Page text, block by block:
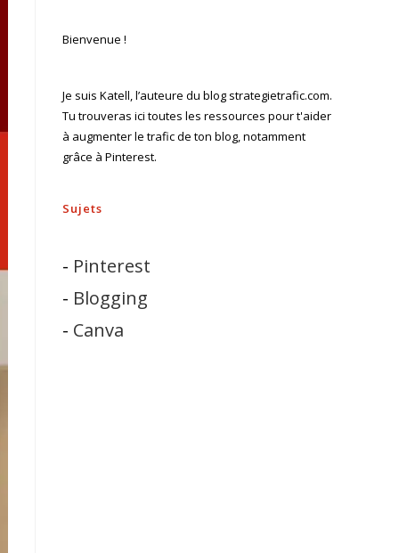
Bienvenue !
Je suis Katell, l’auteure du blog strategietrafic.com.
Tu trouveras ici toutes les ressources pour t'aider
à augmenter le trafic de ton blog, notamment
grâce à Pinterest.
Sujets
- Pinterest
- Blogging
- Canva